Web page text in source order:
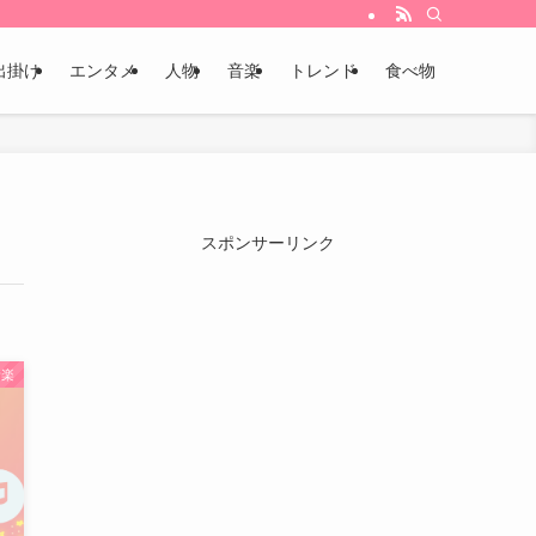
掛け エンタメ 人物 音楽 トレンド 食べ物
スポンサーリンク